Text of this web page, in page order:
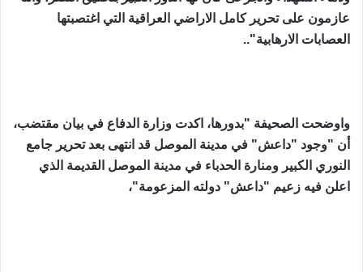
عازمون على تحرير كامل الاراضي العراقية التي اغتصبتها
العصابات الارهابية"..
واوضحت الصحيفة "بدورها، اكدت وزارة الدفاع في بيان مقتضب،
أن "وجود "داعش" في مدينة الموصل قد انتهى بعد تحرير جامع
النوري الكبير ومنارة الحدباء في مدينة الموصل القديمة الذي
اعلن فيه زعيم "داعش" دولته المزعومة"،